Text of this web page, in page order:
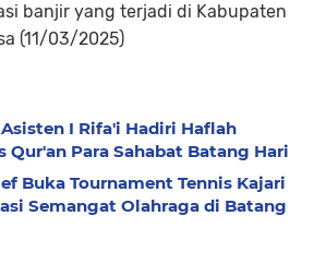
banjir yang terjadi di Kabupaten
(11/03/2025)
I Rifa'i Hadiri Haflah
Qur'an Para Sahabat Batang Hari
Buka Tournament Tennis Kajari
Semangat Olahraga di Batang